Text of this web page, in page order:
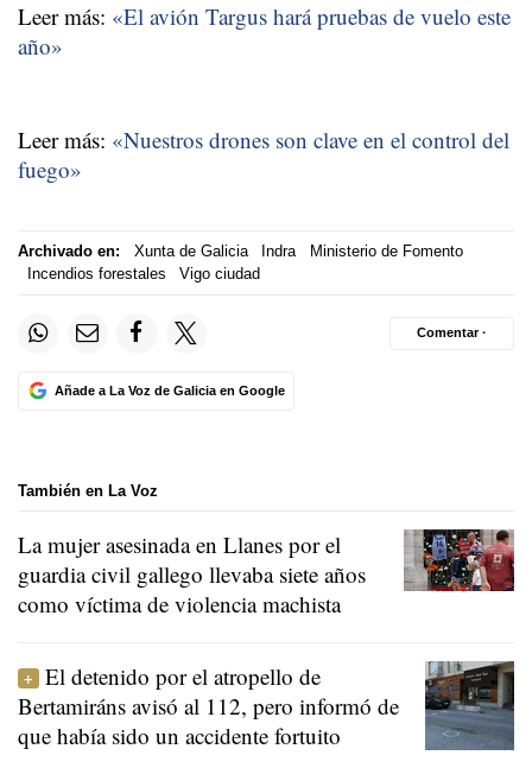
Leer más: «El avión Targus hará pruebas de vuelo este
año»
Leer más: «Nuestros drones son clave en el control del
fuego»
Archivado en: Xunta de Galicia Indra
Ministerio de Fomento
Incendios forestales
Vigo ciudad
Añade a La Voz de Galicia en Google
Comentar ·
También en La Voz
La mujer asesinada en Llanes por el
guardia civil gallego llevaba siete años
como víctima de violencia machista
El detenido por el atropello de
Bertamiráns avisó al 112, pero informó de
que había sido un accidente fortuito